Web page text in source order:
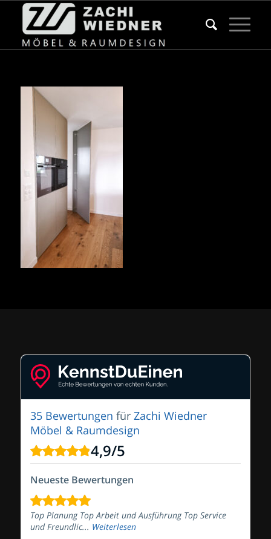
35 Bewertungen für Zachi Wiedner
Möbel & Raumdesign
4,9/5
Neueste Bewertungen
Top Planung Top Arbeit und Ausführung Top Service
und Freundlic... Weiterlesen